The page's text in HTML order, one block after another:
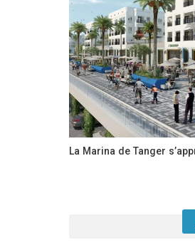
La Marina de Tanger